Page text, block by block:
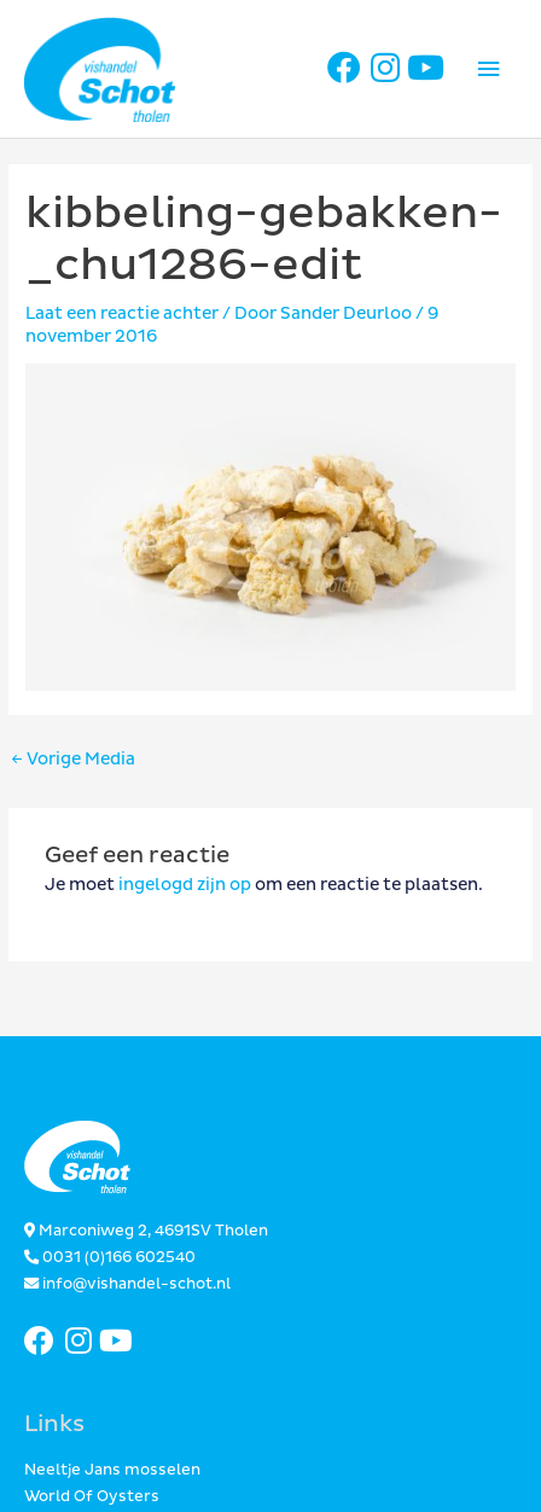
inhoud
kibbeling-gebakken-
_chu1286-edit
Laat een reactie achter/ DoorSander Deurloo/9
november 2016
Bericht
← Vorige Media
Geef een reactie
Je moet ingelogd zijn opom een reactie te plaatsen.
Marconiweg 2, 4691SV Tholen
0031 (0)166 602540
info@vishandel-schot.nl
Links
Neeltje Jans mosselen
World Of Oysters